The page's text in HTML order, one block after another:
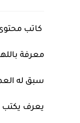
كاتب
‏معرفة
‏سبق له
‏يعرف يكتب